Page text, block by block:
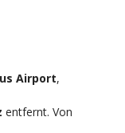
Airport,
entfernt. Von